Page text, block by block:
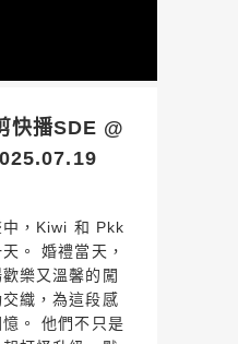
快播SDE @
，Kiwi 和 Pkk
。 婚禮當天，
樂又溫馨的闖
織，為這段感
。 他們不只是